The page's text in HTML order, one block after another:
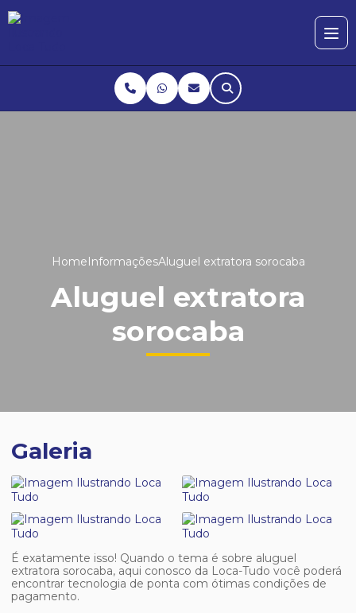
HomeInformaçõesAluguel extratora sorocaba
Aluguel extratora
sorocaba
Galeria
É exatamente isso! Quando o tema é sobre aluguel
extratora sorocaba, aqui conosco da Loca-Tudo você poderá
encontrar tecnologia de ponta com ótimas condições de
pagamento.